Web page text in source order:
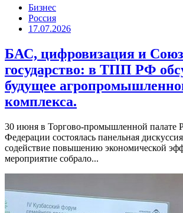
Бизнес
Россия
17.07.2026
БАС, цифровизация и
государство: в ТПП РФ
будущее
комплекса.
30 июня в Торгово-промышленной палате
Федерации состоялась панельная
содействие повышению экономической
мероприятие собрало...